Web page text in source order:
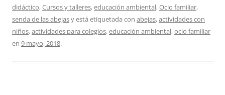
didáctico,Cursos y talleres,educación ambiental,Ocio familiar,
senda de las abejasy está etiquetada con abejas,actividades con
niños,actividades para colegios,educación ambiental,ocio familiar
en 9 mayo, 2018.